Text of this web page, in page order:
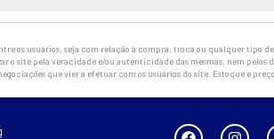
os usuários, seja com relação à compra, troca ou qualquer tipo
o site pela veracidade e/ou autenticidade das mesmas, nem
que vier a efetuar com os usuários do site. Estoque e